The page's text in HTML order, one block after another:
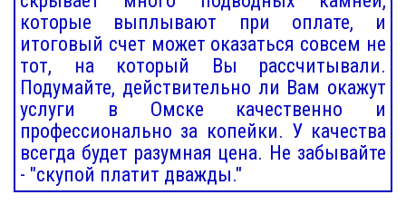
которые выплывают при оплате, и
итоговый счет может оказаться совсем не
тот, на который Вы рассчитывали.
Подумайте, действительно ли Вам окажут
услуги в Омске качественно и
профессионально за копейки. У качества
всегда будет разумная цена. Не забывайте
- "скупой платит дважды."